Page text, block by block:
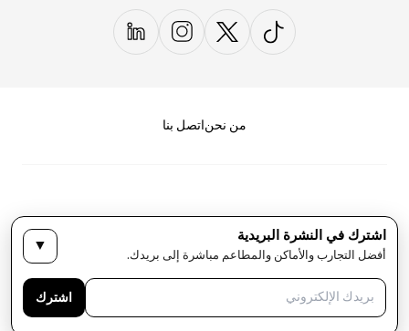
من نحن اتصل بنا
سياسة الخصوصية
الأحكام والشروط
حقوق النشر لمجلة LIST كل الحقوق محفوظة
اشترك في النشرة البريدية
أفضل التجارب والأماكن والمطاعم مباشرة إلى بريدك.
▼
اشترك